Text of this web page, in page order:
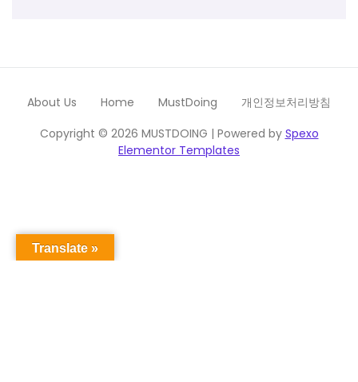
Copyright © 2026 MUSTDOING | Powered by Spexo
Elementor Templates
About Us Home MustDoing 개인정보처리방침
Translate »